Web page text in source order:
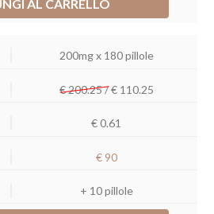
AL CARRELLO
200mg x 180 pillole
€ 200.25 /€ 110.25
€ 0.61
€ 90
+ 10 pillole